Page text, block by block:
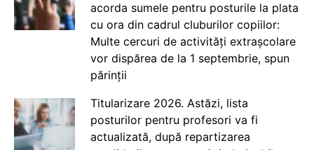
acorda sumele pentru posturile la plata
cu ora din cadrul cluburilor copiilor:
Multe cercuri de activități extrașcolare
vor dispărea de la 1 septembrie, spun
părinții
Titularizare 2026. Astăzi, lista
posturilor pentru profesori va fi
actualizată, după repartizarea